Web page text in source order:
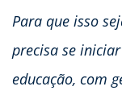
Para que isso
precisa se
educação, com